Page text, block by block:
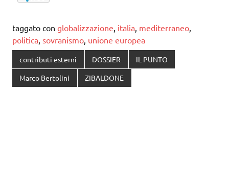
taggato con globalizzazione, italia, mediterraneo,
politica, sovranismo, unione europea
contributi esterni DOSSIER IL PUNTO
Marco Bertolini ZIBALDONE